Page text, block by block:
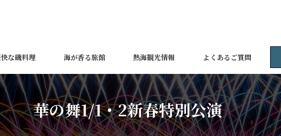
な磯料理 海が香る旅館 熱海観光情報 よくあるご質問
華の舞1/1・2新春特別公演